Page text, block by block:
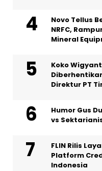
Novo Tellus
NRFC,
Mineral
Koko
Direktur PT
Humor Gus
vs
FLIN Rilis
Platform
Indonesia